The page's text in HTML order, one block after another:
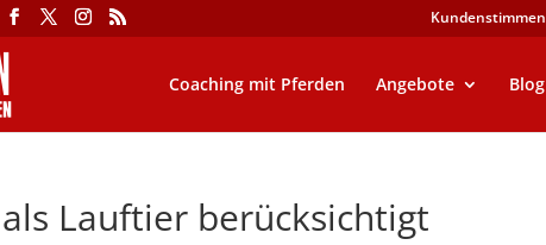
Kundenstimmen
Coaching mit Pferden Angebote Blog
Lauftier berücksichtigt